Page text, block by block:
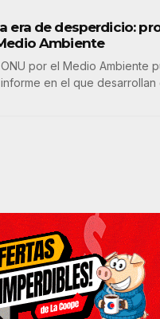
era de desperdicio:
Ambiente
por el Medio Ambiente
en el que desarrollan